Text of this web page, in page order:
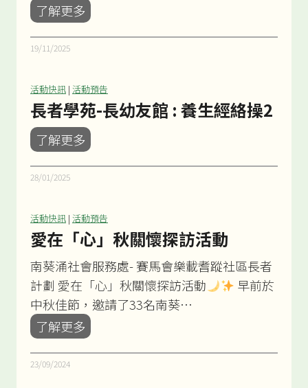
了解更多 長
者
長
幼
友
館
:
季
節
性
流
行
感
冒
講
19/11/2025
活動快訊 | 活動預告
長者學苑-長幼友館 : 養生經絡操2
了解更多 長
者
-
長
友
館
:
養
生
28/01/2025
活動快訊 | 活動預告
愛在「心」秋關懷探訪活動
南葵涌社會服務處- 賽馬會樂載耆蹤社區長者
計劃 愛在「心」秋關懷探訪活動
早前於
中秋佳節，邀請了33名南葵…
了解更多 愛
在
23/09/2024